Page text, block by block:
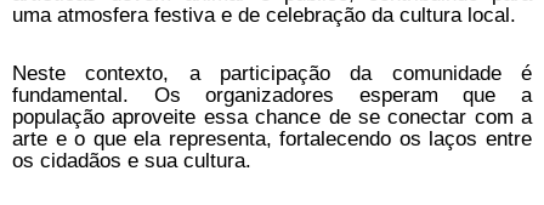
uma atmosfera festiva e de celebração da cultura local.
Neste contexto, a participação da comunidade é
fundamental. Os organizadores esperam que a
população aproveite essa chance de se conectar com a
arte e o que ela representa, fortalecendo os laços entre
os cidadãos e sua cultura.